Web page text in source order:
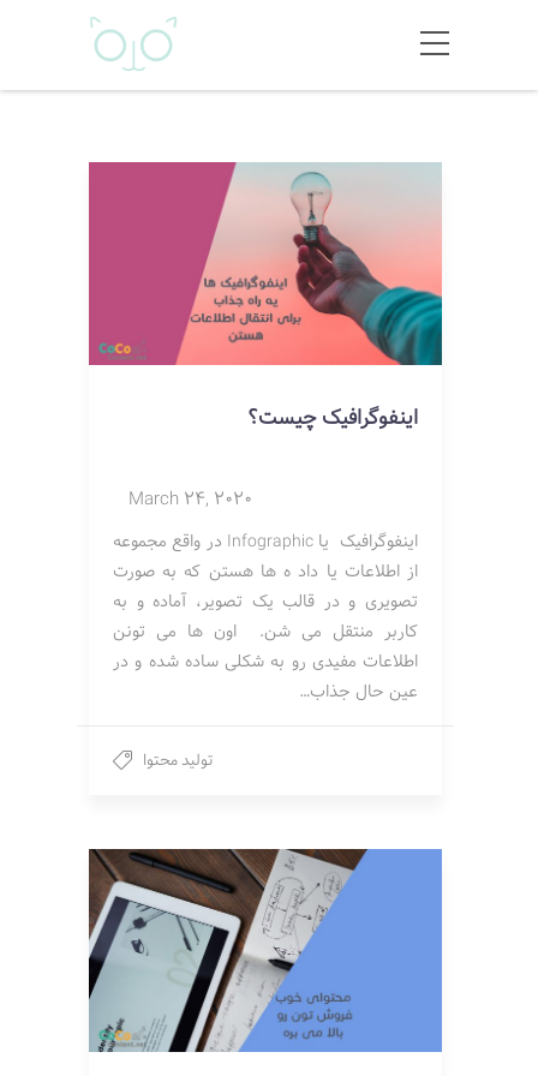
اینفوگرافیک چیست؟
March 24, 2020
اینفوگرافیک یا Infographic در واقع مجموعه
از اطلاعات یا داد ه ها هستن که به صورت
تصویری و در قالب یک تصویر، آماده و به
کاربر منتقل می شن. اون ها می تونن
اطلاعات مفیدی رو به شکلی ساده شده و در
عین حال جذاب…
تولید محتوا